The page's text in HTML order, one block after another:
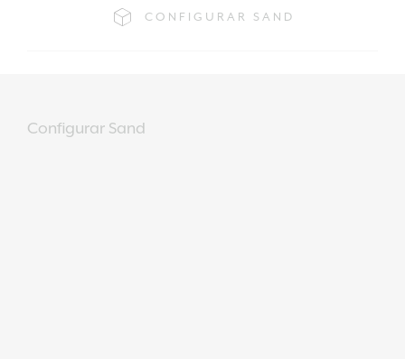
CONFIGURAR SAND
Configurar Sand